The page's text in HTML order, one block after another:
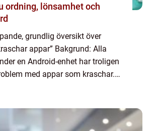
ordning, lönsamhet och
grundlig översikt över
appar” Bakgrund: Alla
en Android-enhet har troligen
med appar som kraschar.